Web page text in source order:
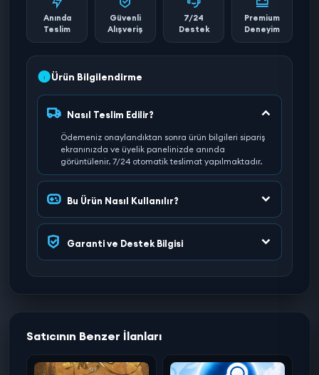
Anında
Teslim
Güvenli
Alışveriş
7/24
Destek
Premium
Deneyim
Ürün Bilgilendirme
Nasıl Teslim Edilir?
Ödemeniz onaylandıktan sonra ürün bilgileri sipariş
ekranınızda ve üyelik panelinizde anında
görüntülenir. 7/24 otomatik teslimat yapılmaktadır.
Bu Ürün Nasıl Kullanılır?
Garanti ve Destek Bilgisi
Satıcının Benzer İlanları